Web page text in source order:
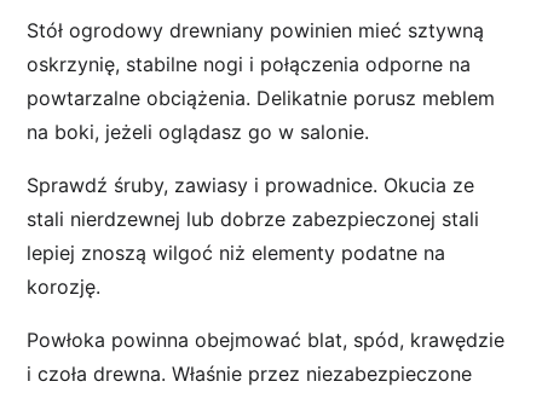
Stół ogrodowy drewniany powinien mieć sztywną
oskrzynię, stabilne nogi i połączenia odporne na
powtarzalne obciążenia. Delikatnie porusz meblem
na boki, jeżeli oglądasz go w salonie.
Sprawdź śruby, zawiasy i prowadnice. Okucia ze
stali nierdzewnej lub dobrze zabezpieczonej stali
lepiej znoszą wilgoć niż elementy podatne na
korozję.
Powłoka powinna obejmować blat, spód, krawędzie
i czoła drewna. Właśnie przez niezabezpieczone